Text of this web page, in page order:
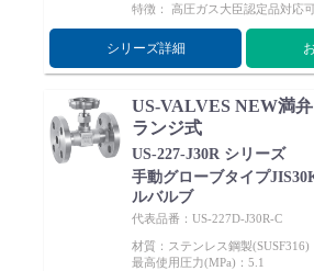
特徴： 高圧ガス大臣認定品対応可
シリーズ詳細
US-VALVES NEW満
ランジ式
US-227-J30R シリーズ
手動グローブタイプ
ルバルブ
代表品番：US-227D-J30R-C
材質：ステンレス鋼製(SUSF316)
最高使用圧力(MPa)：5.1